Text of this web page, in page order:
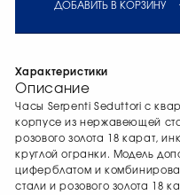
ДОБАВИТЬ В КОРЗИНУ
Характеристики
Описание
Часы Serpenti Seduttori с
корпусе из нержавеющей
розового золота 18 карат,
круглой огранки. Модель
циферблатом и
стали и розового золота 18